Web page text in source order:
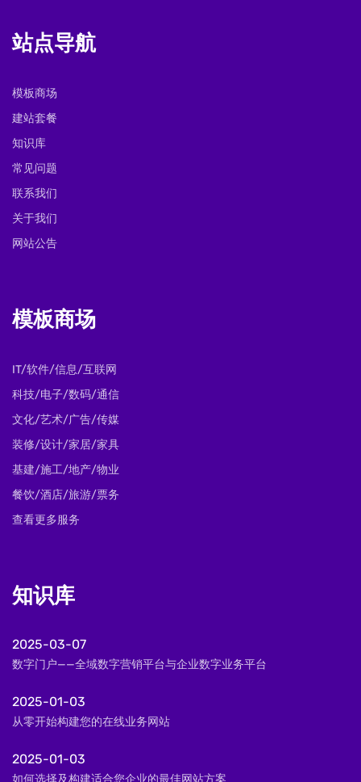
站点导航
模板商场
建站套餐
知识库
常见问题
联系我们
关于我们
网站公告
模板商场
IT/软件/信息/互联网
科技/电子/数码/通信
文化/艺术/广告/传媒
装修/设计/家居/家具
基建/施工/地产/物业
餐饮/酒店/旅游/票务
查看更多服务
知识库
2025-03-07
数字门户——全域数字营销平台与企业数字业务平台
2025-01-03
从零开始构建您的在线业务网站
2025-01-03
如何选择及构建适合您企业的最佳网站方案